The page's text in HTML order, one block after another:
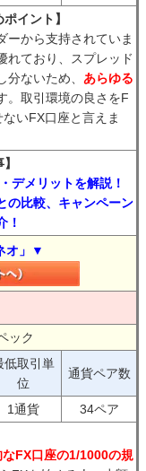
イント】
ーから支持されていま
れており、スプレッド
ないため、 あらゆる
。取引環境の良さをF
いFX口座と言えま
デメリットを解説！
の比較、キャンペーン
！
オ」▼
ック
低取引単
位
通貨ペア数
1通貨
34ペア
なFX口座の1/1000の規